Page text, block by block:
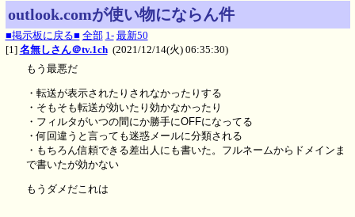
outlook.comが使い物にならん件
■掲示板に戻る■ 全部 1- 最新50
[1] 名無しさん＠tv.1ch (2021/12/14(火) 06:35:30)
もう最悪だ
・転送が表示されたりされなかったりする
・そもそも転送が効いたり効かなかったり
・フィルタがいつの間にか勝手にOFFになってる
・何回違うと言っても迷惑メールに分類される
・もちろん信頼できる差出人にも書いた。フルネームからドメインま
で書いたが効かない
もうダメだこれは